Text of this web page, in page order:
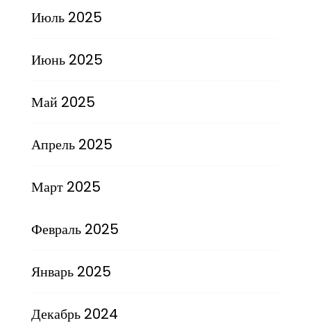
Июль 2025
Июнь 2025
Май 2025
Апрель 2025
Март 2025
Февраль 2025
Январь 2025
Декабрь 2024